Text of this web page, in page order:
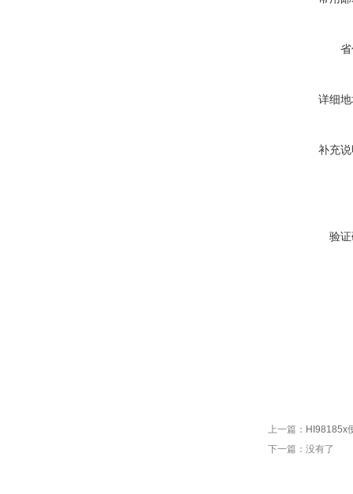
详细
补充
验
上一篇： HI98185x
下一篇：没有了